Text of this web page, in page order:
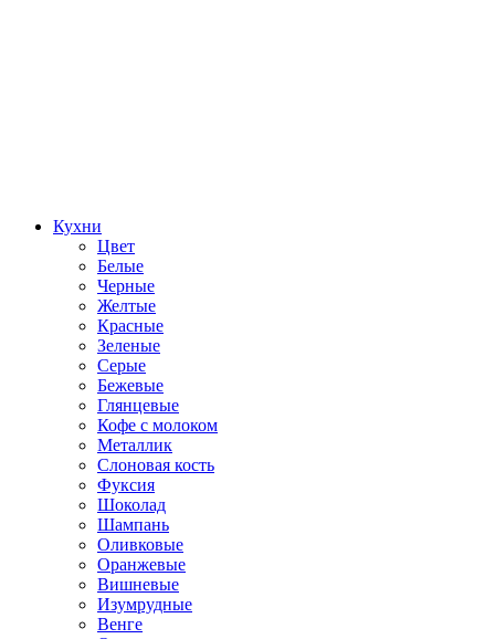
Кухни
Цвет
Белые
Черные
Желтые
Красные
Зеленые
Серые
Бежевые
Глянцевые
Кофе с молоком
Металлик
Слоновая кость
Фуксия
Шоколад
Шампань
Оливковые
Оранжевые
Вишневые
Изумрудные
Венге